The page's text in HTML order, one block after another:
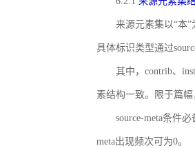
来源元素集以“本
具体标识类型通过
其中，contrib、
素结构一致。限于篇
source-meta条件
meta出现频次可为0。